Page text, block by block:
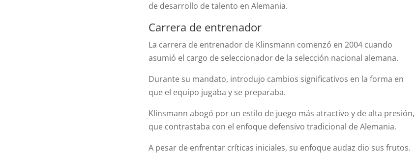
de desarrollo de talento en Alemania.
Carrera de entrenador
La carrera de entrenador de Klinsmann comenzó en 2004 cuando
asumió el cargo de seleccionador de la selección nacional alemana.
Durante su mandato, introdujo cambios significativos en la forma en
que el equipo jugaba y se preparaba.
Klinsmann abogó por un estilo de juego más atractivo y de alta presión,
que contrastaba con el enfoque defensivo tradicional de Alemania.
A pesar de enfrentar críticas iniciales, su enfoque audaz dio sus frutos.